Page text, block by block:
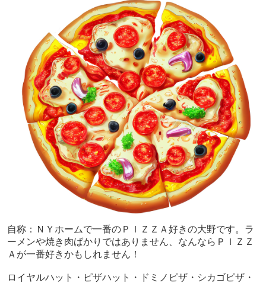
自称：ＮＹホームで一番のＰＩＺＺＡ好きの大野です。ラ
ーメンや焼き肉ばかりではありません、なんならＰＩＺＺ
Ａが一番好きかもしれません！
ロイヤルハット・ピザハット・ドミノピザ・シカゴピザ・